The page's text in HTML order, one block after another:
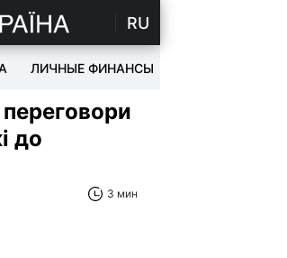
RU
ЛИЧНЫЕ ФИНАНСЫ
до
3 мин